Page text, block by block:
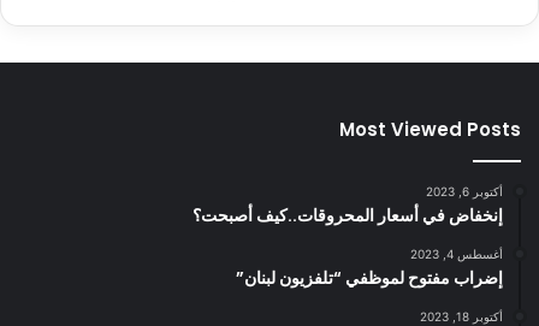
Most Viewed Posts
أكتوبر 6, 2023
إنخفاض في أسعار المحروقات..كيف أصبحت؟
أغسطس 4, 2023
إضراب مفتوح لموظفي “تلفزيون لبنان”
أكتوبر 18, 2023